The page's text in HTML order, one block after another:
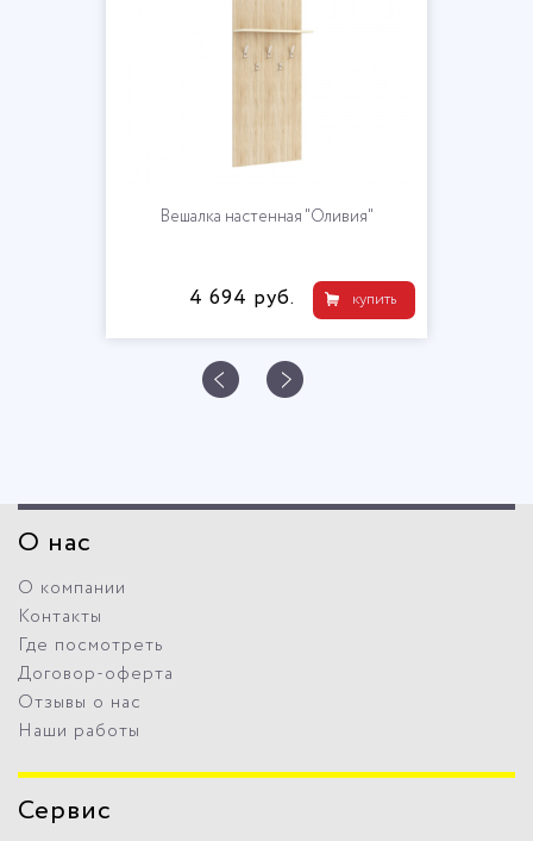
Вешалка настенная "Оливия"
купить
4 694 руб.
О нас
О компании
Контакты
Где посмотреть
Договор-оферта
Отзывы о нас
Наши работы
Сервис